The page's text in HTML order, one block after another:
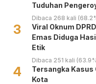
Tuduhan
Dibaca 268 kali
3
Viral Oknum
Emas Diduga
Etik
Dibaca 251 kali
4
Tersangka Kasus
Kota